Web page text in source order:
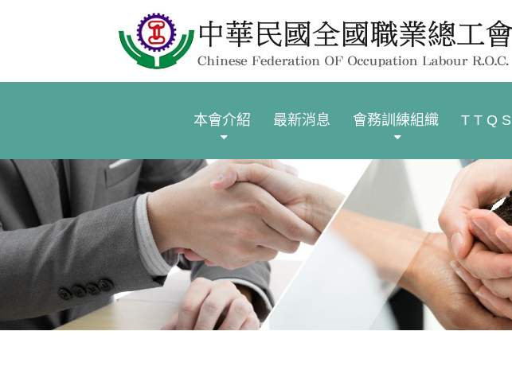
本會介紹 最新消息 會務訓練組織 T T Q S